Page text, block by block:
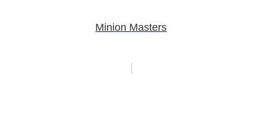
Minion Masters